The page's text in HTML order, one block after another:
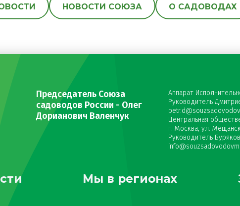
НОВОСТИ СОЮЗА О САДОВОДАХ
Председатель Союза
садоводов России - Олег
Дорианович Валенчук
Аппарат
Руководитель
Центральная
г. Москва, ул.
Руководитель
Мы в регионах